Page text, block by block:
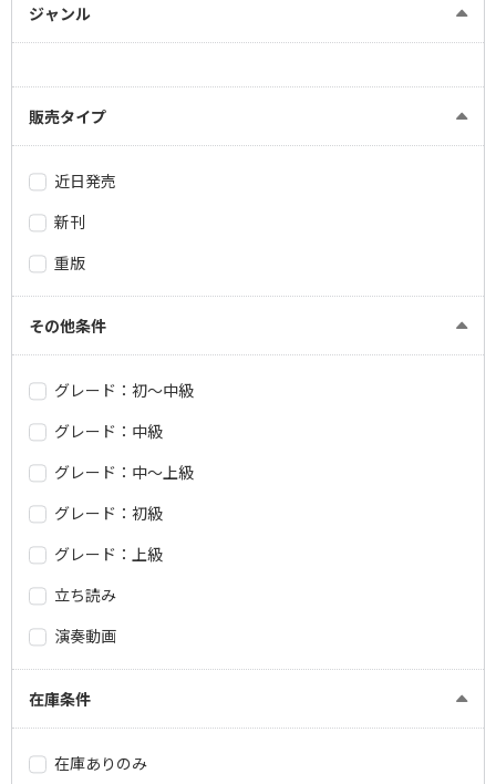
ジャンル
販売タイプ
近日発売
新刊
重版
その他条件
グレード：初～中級
グレード：中級
グレード：中～上級
グレード：初級
グレード：上級
立ち読み
演奏動画
在庫条件
在庫ありのみ